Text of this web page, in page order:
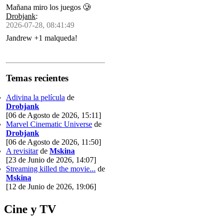
Mañana miro los juegos 🥲
Drobjank:
2026-07-28, 08:41:49
Jandrew +1 malqueda!
Temas recientes
Adivina la película de
Drobjank
[06 de Agosto de 2026, 15:11]
Marvel Cinematic Universe de
Drobjank
[06 de Agosto de 2026, 11:50]
A revisitarde Mskina
[23 de Junio de 2026, 14:07]
Streaming killed the movie... de
Mskina
[12 de Junio de 2026, 19:06]
Cine y TV